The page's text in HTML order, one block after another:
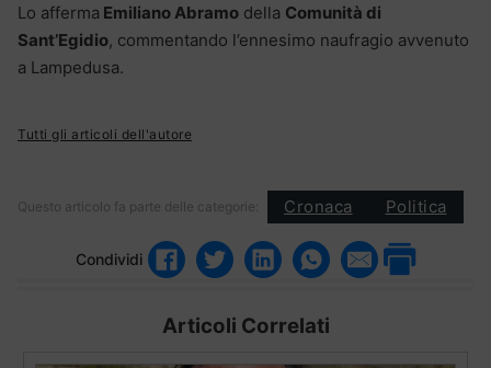
Lo afferma Emiliano Abramo della Comunità di
Sant’Egidio, commentando l’ennesimo naufragio avvenuto
a Lampedusa.
Tutti gli articoli dell'autore
Questo articolo fa parte delle categorie: Cronaca Politica
Condividi
Articoli Correlati